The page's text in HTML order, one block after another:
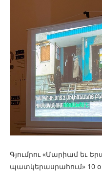
Գյումրու «Մարիամ եւ
պատկերասրահում» 10